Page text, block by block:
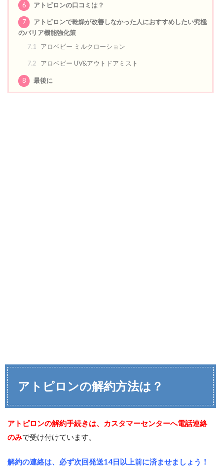
6 アトピロンの口コミは？
7
アトピロンで乾燥が改善しなかった人におすすめしたい究極
のバリア機能強化策
7.1
アロベビー ミルクローション
7.2 アロベビー UV&アウトドアミスト
8 最後に
アトピロンの解約方法は？
アトピロンの解約手続きは、カスタマーセンターへ電話連絡
のみで受け付けています。
解約の連絡は、必ず次回発送14日以上前に済ませましょう！